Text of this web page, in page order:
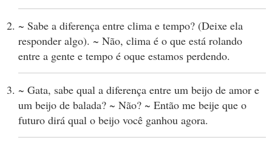
~ Sabe a diferença entre clima e tempo? (Deixe ela
responder algo). ~ Não, clima é o que está rolando
entre a gente e tempo é oque estamos perdendo.
~ Gata, sabe qual a diferença entre um beijo de amor e
um beijo de balada? ~ Não? ~ Então me beije que o
futuro dirá qual o beijo você ganhou agora.